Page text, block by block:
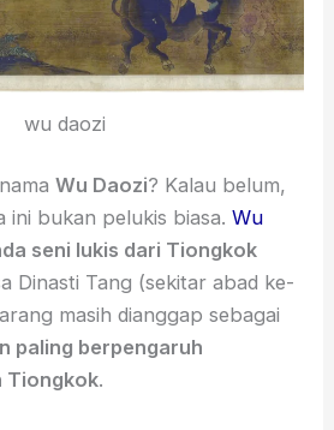
wu daozi
Wu Daozi? Kalau belum,
ini bukan pelukis biasa.Wu
seni lukis dari Tiongkok
Dinasti Tang (sekitar abad ke-
masih dianggap sebagai
paling berpengaruh
Tiongkok.